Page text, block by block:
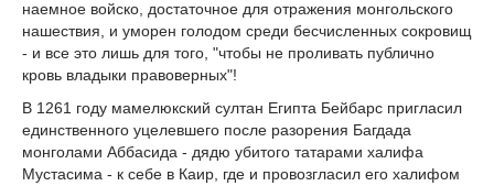
наемное войско, достаточное для отражения монгольского
нашествия, и уморен голодом среди бесчисленных сокровищ
- и все это лишь для того, "чтобы не проливать публично
кровь владыки правоверных"!
В 1261 году мамелюкский султан Египта Бейбарс пригласил
единственного уцелевшего после разорения Багдада
монголами Аббасида - дядю убитого татарами халифа
Мустасима - к себе в Каир, где и провозгласил его халифом